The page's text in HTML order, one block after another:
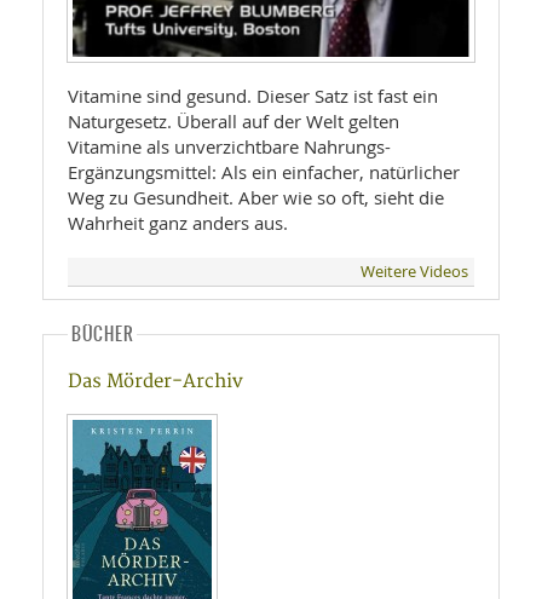
Vitamine sind gesund. Dieser Satz ist fast ein
Naturgesetz. Überall auf der Welt gelten
Vitamine als unverzichtbare Nahrungs-
Ergänzungsmittel: Als ein einfacher, natürlicher
Weg zu Gesundheit. Aber wie so oft, sieht die
Wahrheit ganz anders aus.
Weitere Videos
BÜCHER
Das Mörder-Archiv